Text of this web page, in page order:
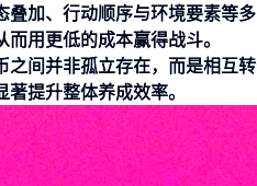
加、行动顺序与环境要素等
用更低的成本赢得战斗。
间并非孤立存在，而是相互
提升整体养成效率。